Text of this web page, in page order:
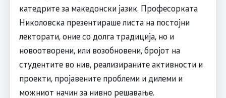
катедрите за македонски јазик. Професорката
Николовска презентираше листа на постојни
лекторати, оние со долга традиција, но и
новоотворени, или возобновени, бројот на
студентите во нив, реализираните активности и
проекти, пројавените проблеми и дилеми и
можниот начин за нивно решавање.